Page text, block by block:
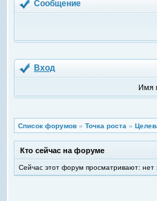
Сообщение
Вход
Имя
Список форумов » Точка роста »
Кто сейчас на форуме
Сейчас этот форум просматривают: нет